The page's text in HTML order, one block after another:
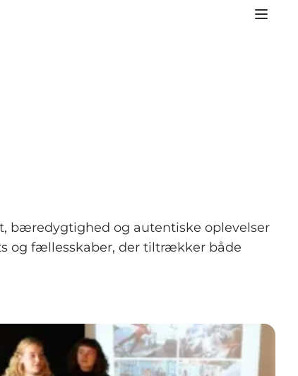
bæredygtighed og autentiske oplevelser
og fællesskaber, der tiltrækker både